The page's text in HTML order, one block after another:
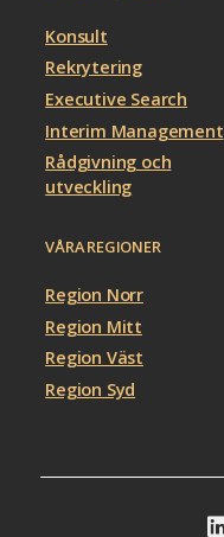
Konsult
Rekrytering
Executive Search
Interim Management
Rådgivning och
utveckling
VÅRA REGIONER
Region Norr
Region Mitt
Region Väst
Region Syd